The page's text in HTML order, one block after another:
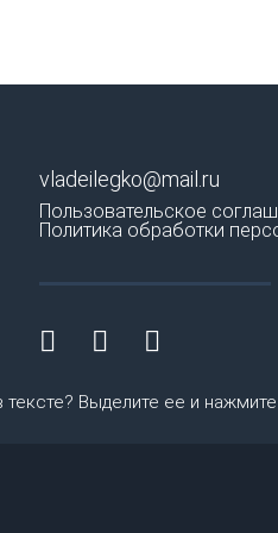
vladeilegko@mail.ru
Пользовательское
Политика обработки
Выделите ее и нажмите